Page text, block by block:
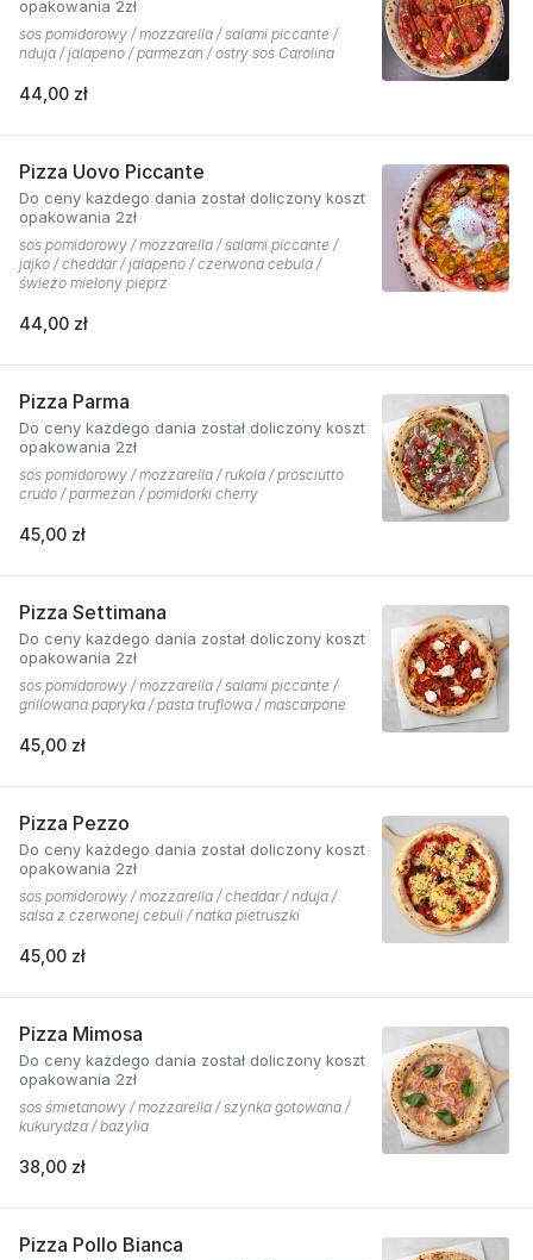
opakowania 2zł
sos pomidorowy / mozzarella / salami piccante /
nduja / jalapeno / parmezan / ostry sos Carolina
44,00 zł
Pizza Uovo Piccante
Do ceny każdego dania został doliczony koszt
opakowania 2zł
sos pomidorowy / mozzarella / salami piccante /
jajko / cheddar / jalapeno / czerwona cebula /
świeżo mielony pieprz
44,00 zł
Pizza Parma
Do ceny każdego dania został doliczony koszt
opakowania 2zł
sos pomidorowy / mozzarella / rukola / prosciutto
crudo / parmezan / pomidorki cherry
45,00 zł
Pizza Settimana
Do ceny każdego dania został doliczony koszt
opakowania 2zł
sos pomidorowy / mozzarella / salami piccante /
grillowana papryka / pasta truflowa / mascarpone
45,00 zł
Pizza Pezzo
Do ceny każdego dania został doliczony koszt
opakowania 2zł
sos pomidorowy / mozzarella / cheddar / nduja /
salsa z czerwonej cebuli / natka pietruszki
45,00 zł
Pizza Mimosa
Do ceny każdego dania został doliczony koszt
opakowania 2zł
sos śmietanowy / mozzarella / szynka gotowana /
kukurydza / bazylia
38,00 zł
Pizza Pollo Bianca